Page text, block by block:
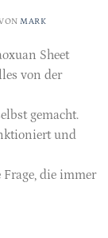
MARK
Sheet
von der
gemacht.
und
die immer